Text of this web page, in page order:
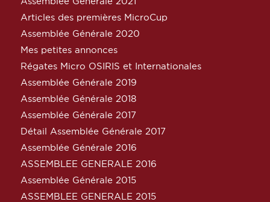
Articles des premières MicroCup
Assemblée Générale 2020
Mes petites annonces
Régates Micro OSIRIS et Internationales
Assemblée Générale 2019
Assemblée Générale 2018
Assemblée Générale 2017
Détail Assemblée Générale 2017
Assemblée Générale 2016
ASSEMBLEE GENERALE 2016
Assemblée Générale 2015
ASSEMBLEE GENERALE 2015